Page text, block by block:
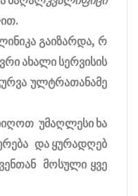
გაიზარდა, რ
ახალი სერვისის
ულტრათანამე
უმაღლესი ხა
და ყურადღებ
მოსული ყვე